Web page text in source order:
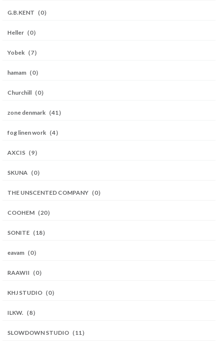
G.B.KENT（0）
Heller（0）
Yobek（7）
hamam（0）
Churchill（0）
zone denmark（41）
fog linen work（4）
AXCIS（9）
SKUNA（0）
THE UNSCENTED COMPANY（0）
COOHEM（20）
SONITE（18）
eavam（0）
RAAWII（0）
KHJ STUDIO（0）
ILKW.（8）
SLOWDOWN STUDIO（11）